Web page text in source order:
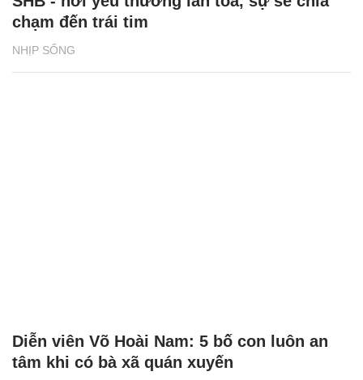
NHỊP SỐNG
chạm đến trái tim
Diễn viên Võ Hoài Nam: 5 bố con luôn an
tâm khi có bà xã quán xuyến